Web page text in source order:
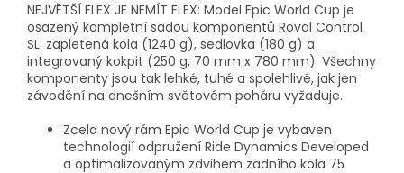
NEJVĚTŠÍ FLEX JE NEMÍT FLEX: Model Epic World Cup je
osazený kompletní sadou komponentů Roval Control
SL: zapletená kola (1240 g), sedlovka (180 g) a
integrovaný kokpit (250 g, 70 mm x 780 mm). Všechny
komponenty jsou tak lehké, tuhé a spolehlivé, jak jen
závodění na dnešním světovém poháru vyžaduje.
Zcela nový rám Epic World Cup je vybaven
technologií odpružení Ride Dynamics Developed
a optimalizovaným zdvihem zadního kola 75